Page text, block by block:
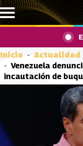
Pasar al contenido
Inicio Actualidad
Venezuela
incautación de